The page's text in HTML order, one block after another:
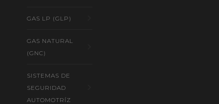
GAS LP (GLP)
GAS NATURAL
(GNC)
SISTEMAS DE
SEGURIDAD
AUTOMOTRÍZ